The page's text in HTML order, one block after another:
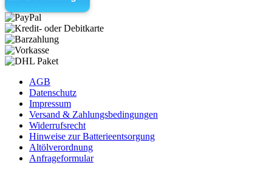
AGB
Datenschutz
Impressum
Versand & Zahlungsbedingungen
Widerrufsrecht
Hinweise zur Batterieentsorgung
Altölverordnung
Anfrageformular